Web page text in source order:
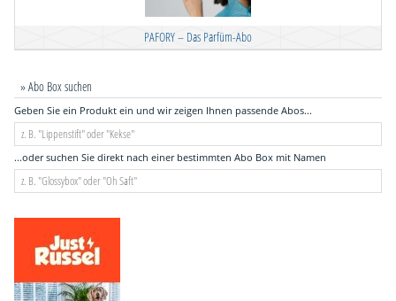
PAFORY – Das Parfüm-Abo
» Abo Box suchen
Geben Sie ein Produkt ein und wir zeigen Ihnen passende Abos...
...oder suchen Sie direkt nach einer bestimmten Abo Box mit Namen